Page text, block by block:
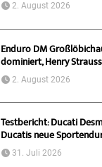
2. August 2026
Enduro DM
dominiert, Henry
2. August 2026
Testbericht: Ducati
Ducatis neue
31. Juli 2026